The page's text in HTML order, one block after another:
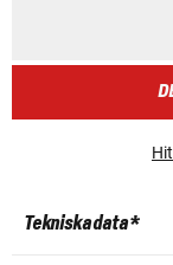
Tekniska data *